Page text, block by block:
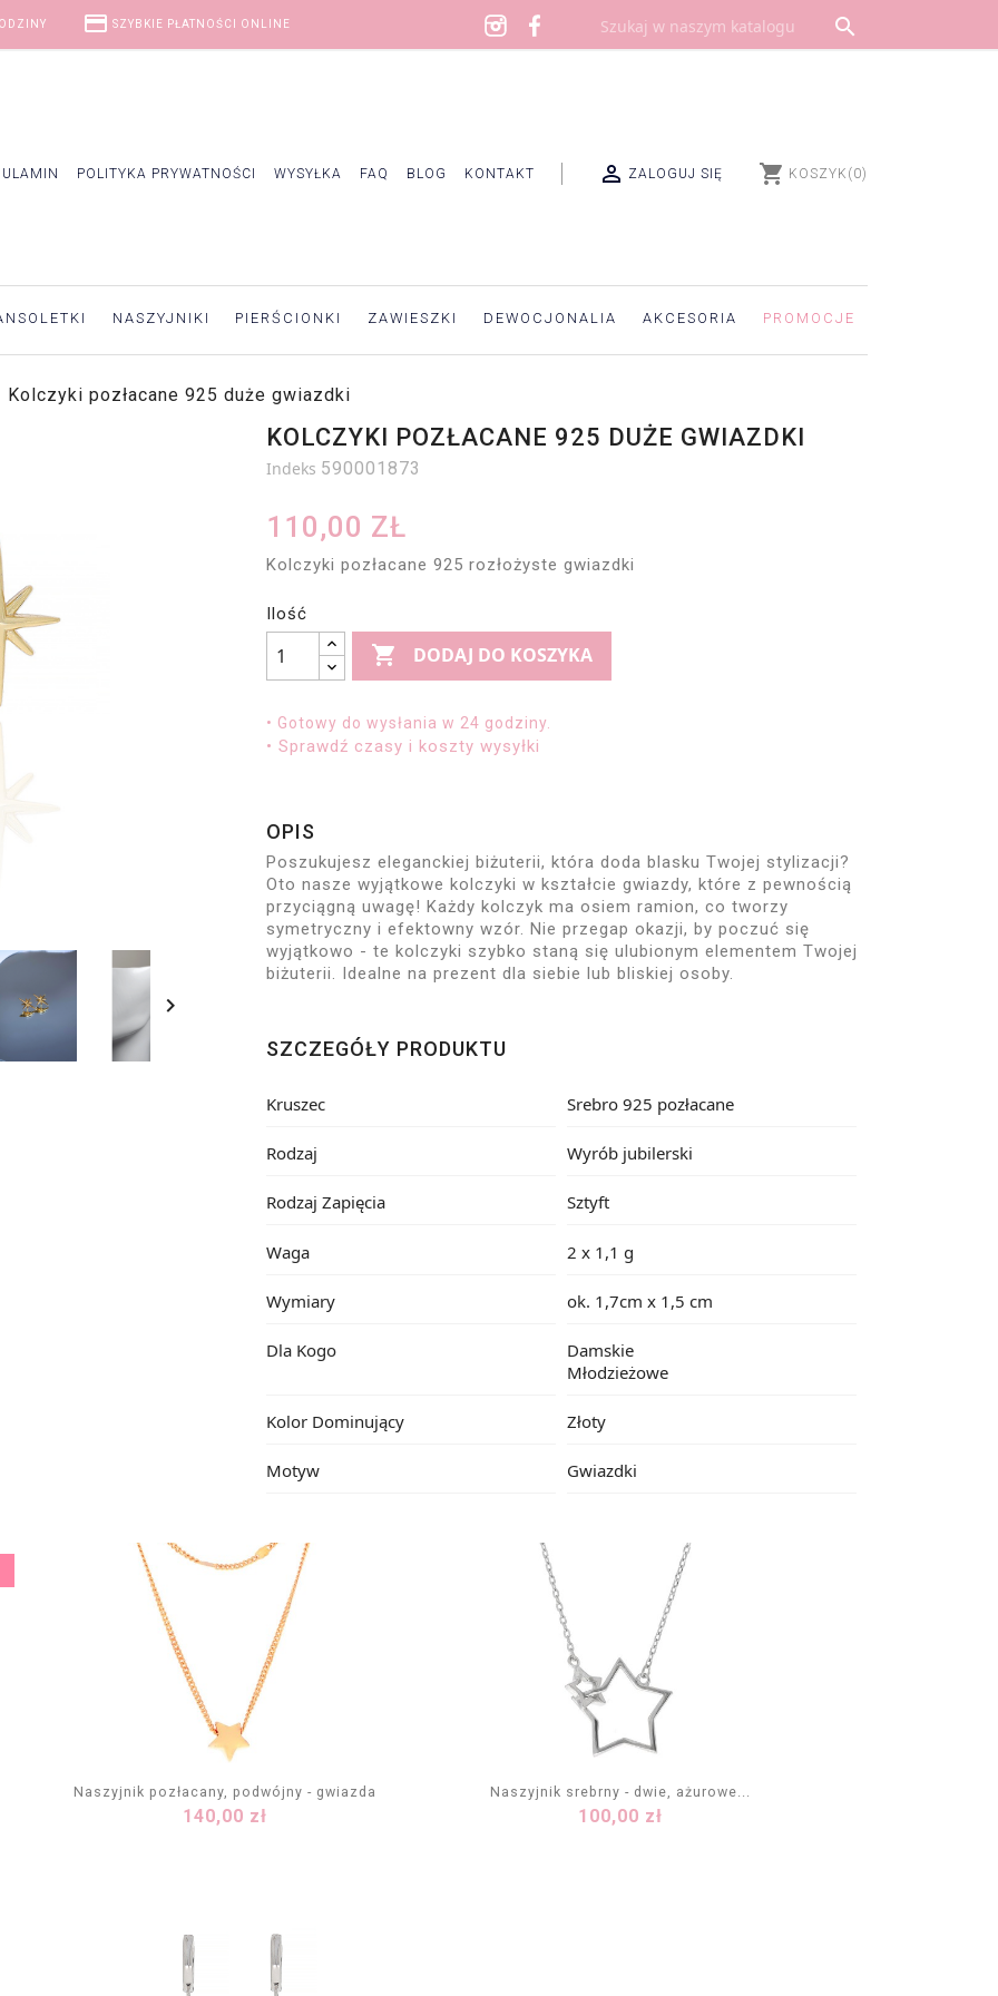
credit_card SZYBKIE PŁATNOŚCI ONLINE 
POLITYKA PRYWATNOŚCI WYSYŁKA FAQ BLOG KONTAKT  ZALOGUJ SIĘ shopping_cart KOSZYK (0)
NASZYJNIKI PIERŚCIONKI ZAWIESZKI DEWOCJONALIA AKCESORIA PROMOCJE
Kolczyki pozłacane 925 duże gwiazdki

KOLCZYKI POZŁACANE 925 DUŻE GWIAZDKI
Indeks 590001873
110,00 ZŁ
Kolczyki pozłacane 925 rozłożyste gwiazdki
Ilość
 DODAJ DO KOSZYKA
• Gotowy do wysłania w 24 godziny.
• Sprawdź czasy i koszty wysyłki
OPIS
Poszukujesz eleganckiej biżuterii, która doda blasku Twojej stylizacji?
Oto nasze wyjątkowe kolczyki w kształcie gwiazdy, które z pewnością
przyciągną uwagę! Każdy kolczyk ma osiem ramion, co tworzy
symetryczny i efektowny wzór. Nie przegap okazji, by poczuć się
wyjątkowo - te kolczyki szybko staną się ulubionym elementem Twojej
biżuterii. Idealne na prezent dla siebie lub bliskiej osoby.
SZCZEGÓŁY PRODUKTU
Kruszec Srebro 925 pozłacane
Rodzaj Wyrób jubilerski
Rodzaj Zapięcia Sztyft
Waga 2 x 1,1 g
Wymiary ok. 1,7cm x 1,5 cm
Dla Kogo
Damskie
Młodzieżowe
Kolor Dominujący Złoty
Motyw Gwiazdki
Naszyjnik pozłacany, podwójny - gwiazda
Cena
140,00 zł
DODAJ DO KOSZYKA
Naszyjnik srebrny - dwie, ażurowe...
Cena
100,00 zł
DODAJ DO KOSZYKA